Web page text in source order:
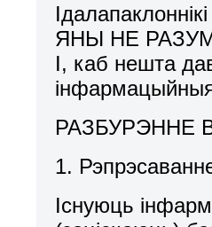
ЯНЫ НЕ
І, каб нешта
РАЗБУРЭННЕ
1.
Існуюць